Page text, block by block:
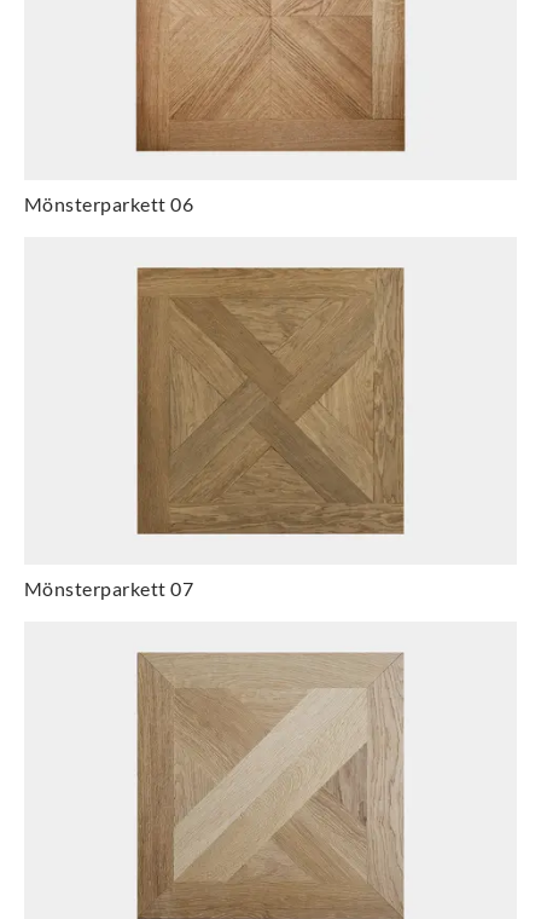
Mönsterparkett 06
Mönsterparkett 07